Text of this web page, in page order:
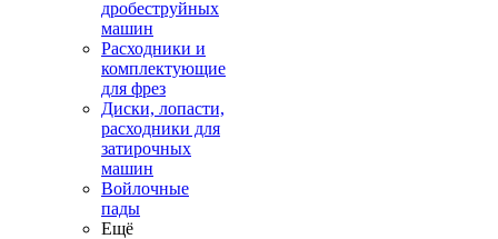
дробеструйных
машин
Расходники и
комплектующие
для фрез
Диски, лопасти,
расходники для
затирочных
машин
Войлочные
пады
Ещё